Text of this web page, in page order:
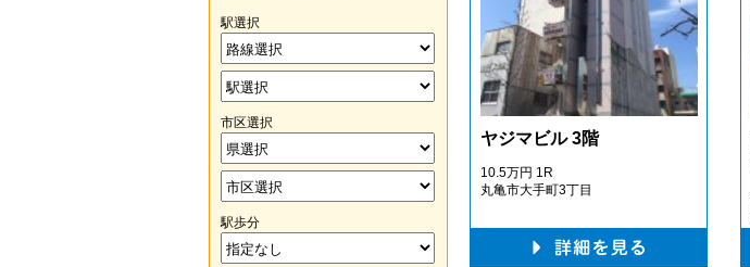
ヤジマビル 3階
10.5万円 1R
丸亀市大手町3丁目
駅選択
市区選択
駅歩分